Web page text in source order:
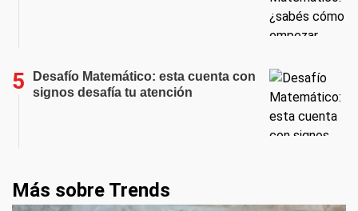
Desafío Matemático: esta cuenta con
signos desafía tu atención
Más sobre Trends